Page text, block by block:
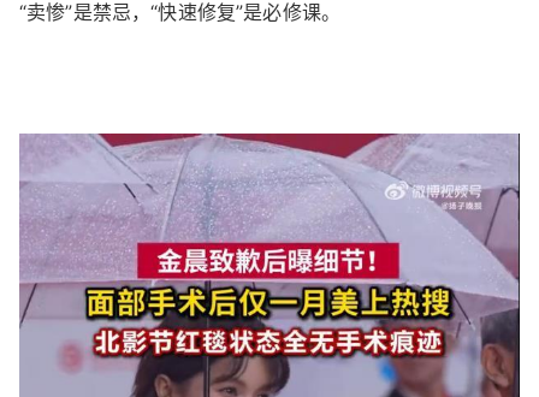
“卖惨”是禁忌，“快速修复”是必修课。